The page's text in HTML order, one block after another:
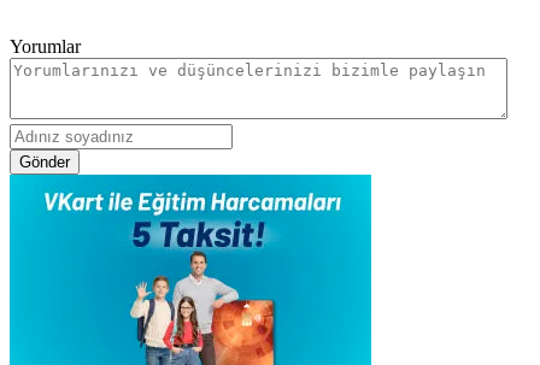
Yorumlar
Gönder